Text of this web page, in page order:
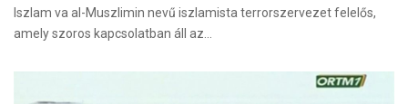
Iszlam va al-Muszlimin nevű iszlamista terrorszervezet felelős,
amely szoros kapcsolatban áll az…